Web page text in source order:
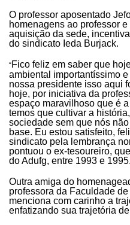
O professor aposentado
homenagens ao professor
aquisição da sede,
do sindicato Ieda Burjack.
“Fico feliz em saber que
ambiental importantíssimo
nossa presidente isso aqui
hoje, por iniciativa da
espaço maravilhoso que é
temos que cultivar a
sociedade sem que nós
base. Eu estou satisfeito,
sindicato pela lembrança
pontuou o ex-tesoureiro,
do Adufg, entre 1993 e 1995.
Outra amiga do
professora da Faculdade
menciona com carinho a
enfatizando sua trajetória